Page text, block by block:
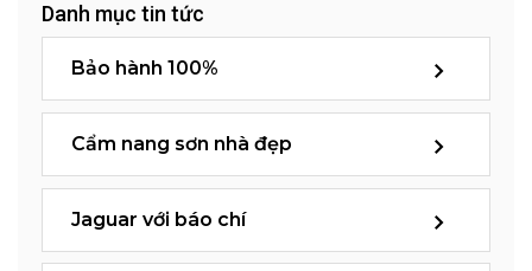
Danh mục tin tức
Bảo hành 100%
Cẩm nang sơn nhà đẹp
Jaguar với báo chí